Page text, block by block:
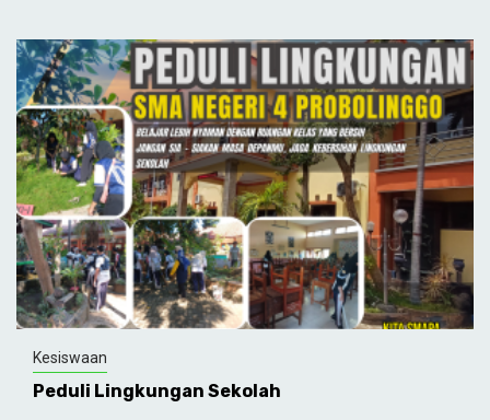
Kesiswaan
Peduli Lingkungan Sekolah